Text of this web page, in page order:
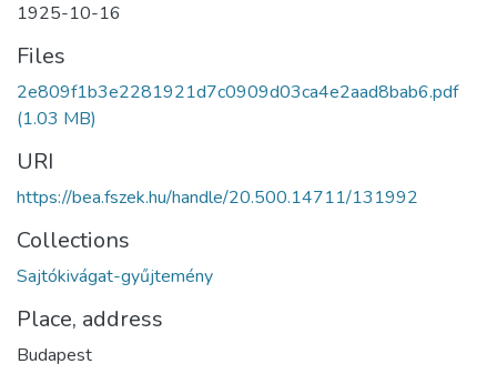
1925-10-16
Files
2e809f1b3e2281921d7c0909d03ca4e2aad8bab6.pdf
(1.03 MB)
URI
https://bea.fszek.hu/handle/20.500.14711/131992
Collections
Sajtókivágat-gyűjtemény
Place, address
Budapest